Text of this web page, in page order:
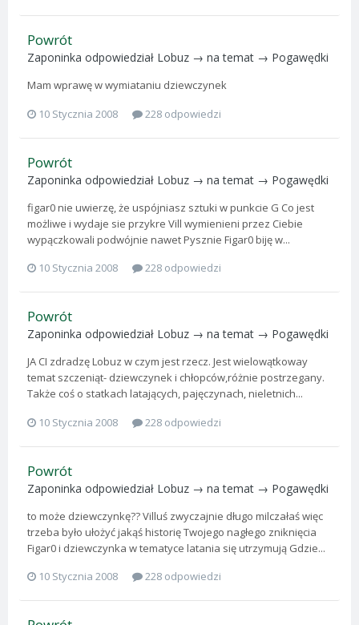
Powrót
Zaponinka odpowiedział Lobuz → na temat → Pogawędki
Mam wprawę w wymiataniu dziewczynek
10 Stycznia 2008
228 odpowiedzi
Powrót
Zaponinka odpowiedział Lobuz → na temat → Pogawędki
figar0 nie uwierzę, że uspójniasz sztuki w punkcie G Co jest
możliwe i wydaje sie przykre Vill wymienieni przez Ciebie
wypączkowali podwójnie nawet Pysznie Figar0 biję w...
10 Stycznia 2008
228 odpowiedzi
Powrót
Zaponinka odpowiedział Lobuz → na temat → Pogawędki
JA CI zdradzę Lobuz w czym jest rzecz. Jest wielowątkoway
temat szczeniąt- dziewczynek i chłopców,różnie postrzegany.
Także coś o statkach latających, pajęczynach, nieletnich...
10 Stycznia 2008
228 odpowiedzi
Powrót
Zaponinka odpowiedział Lobuz → na temat → Pogawędki
to może dziewczynkę?? Villuś zwyczajnie długo milczałaś więc
trzeba było ułożyć jakąś historię Twojego nagłego zniknięcia
Figar0 i dziewczynka w tematyce latania się utrzymują Gdzie...
10 Stycznia 2008
228 odpowiedzi